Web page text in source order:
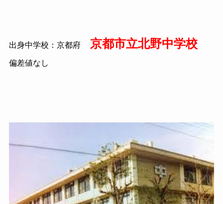
出身中学校：京都府 京都市立北野中学校
偏差値なし